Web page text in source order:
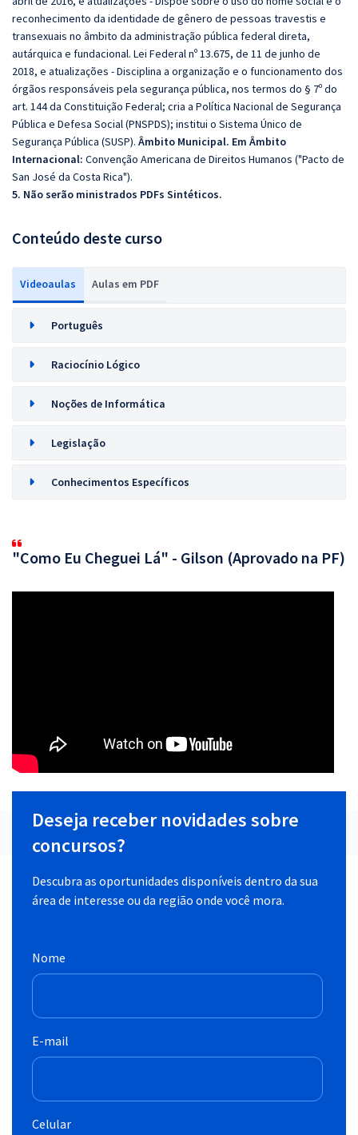
reconhecimento da identidade de gênero de pessoas travestis e
transexuais no âmbito da administração pública federal direta,
autárquica e fundacional. Lei Federal nº 13.675, de 11 de junho de
2018, e atualizações - Disciplina a organização e o funcionamento dos
órgãos responsáveis pela segurança pública, nos termos do § 7º do
art. 144 da Constituição Federal; cria a Política Nacional de Segurança
Pública e Defesa Social (PNSPDS); institui o Sistema Único de
Segurança Pública (SUSP). Âmbito Municipal. Em Âmbito
Internacional: Convenção Americana de Direitos Humanos ("Pacto de
San José da Costa Rica").
5. Não serão ministrados PDFs Sintéticos.
Conteúdo deste curso
Videoaulas Aulas em PDF
Português
Raciocínio Lógico
Noções de Informática
Legislação
Conhecimentos Específicos
"Como Eu Cheguei Lá" - Gilson (Aprovado na PF)
Deseja receber novidades sobre
concursos?
Descubra as oportunidades disponíveis dentro da sua
área de interesse ou da região onde você mora.
Nome
E-mail
Celular